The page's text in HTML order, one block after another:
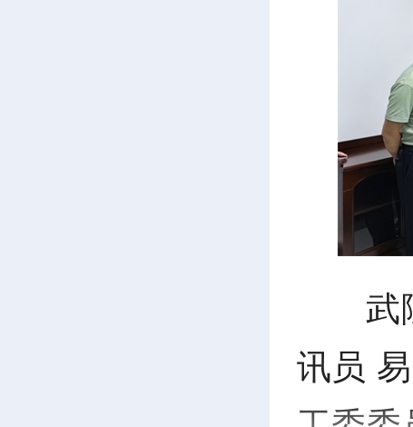
武
讯员